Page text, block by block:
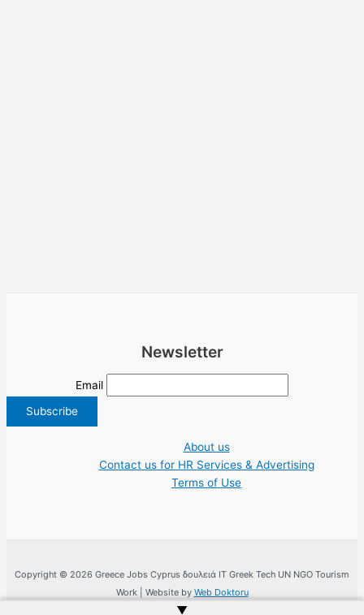
Newsletter
Email
About us
Contact us for HR Services & Advertising
Terms of Use
Copyright © 2026 Greece Jobs Cyprus δουλειά IT Greek Tech UN NGO Tourism
Work | Website by Web Doktoru
▲